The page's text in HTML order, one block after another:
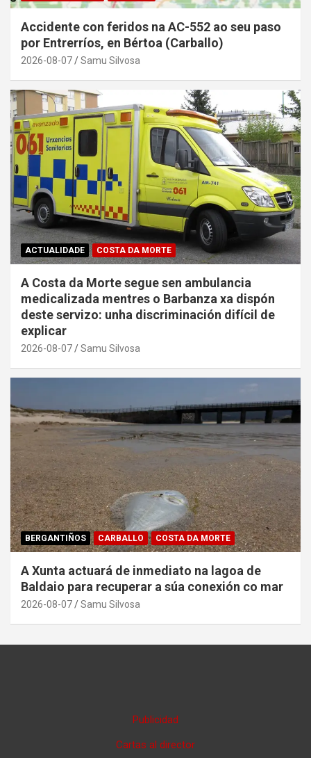
Accidente con feridos na AC-552 ao seu paso
por Entrerríos, en Bértoa (Carballo)
2026-08-07 Samu Silvosa
ACTUALIDADE COSTA DA MORTE
A Costa da Morte segue sen ambulancia
medicalizada mentres o Barbanza xa dispón
deste servizo: unha discriminación difícil de
explicar
2026-08-07 Samu Silvosa
BERGANTIÑOS CARBALLO COSTA DA MORTE
A Xunta actuará de inmediato na lagoa de
Baldaio para recuperar a súa conexión co mar
2026-08-07 Samu Silvosa
Publicidad
Cartas al director